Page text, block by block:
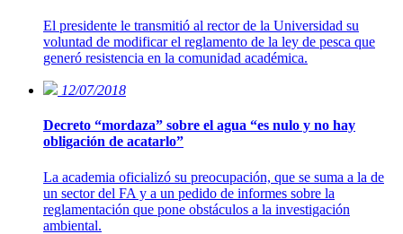
El presidente le transmitió al rector de la Universidad su
voluntad de modificar el reglamento de la ley de pesca que
generó resistencia en la comunidad académica.
12/07/2018
Decreto “mordaza” sobre el agua “es nulo y no hay
obligación de acatarlo”
La academia oficializó su preocupación, que se suma a la de
un sector del FA y a un pedido de informes sobre la
reglamentación que pone obstáculos a la investigación
ambiental.